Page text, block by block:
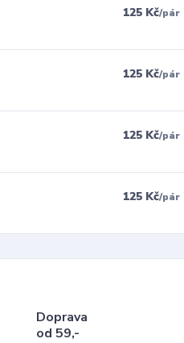
125 Kč/pár
125 Kč/pár
125 Kč/pár
125 Kč/pár
Doprava
od 59,-